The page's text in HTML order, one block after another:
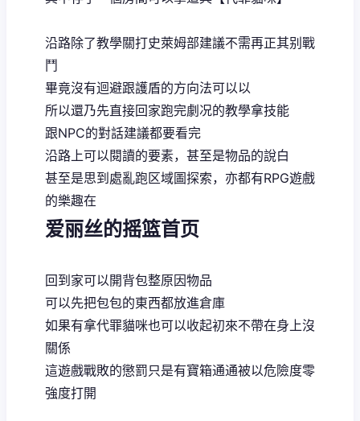
沿路除了教學關打史萊姆部建議不需再正其别戰
鬥
畢竟沒有迴避跟護盾的方向法可以以
所以還乃先直接回家跑完劇况的教學拿技能
跟NPC的對話建議都要看完
沿路上可以閱讀的要素，甚至是物品的說白
甚至是思到處亂跑区域圖探索，亦都有RPG遊戲
的樂趣在
爱丽丝的摇篮首页
回到家可以開背包整原因物品
可以先把包包的東西都放進倉庫
如果有拿代罪貓咪也可以收起初來不帶在身上沒
關係
這遊戲戰敗的懲罰只是有寶箱通通被以危險度零
強度打開